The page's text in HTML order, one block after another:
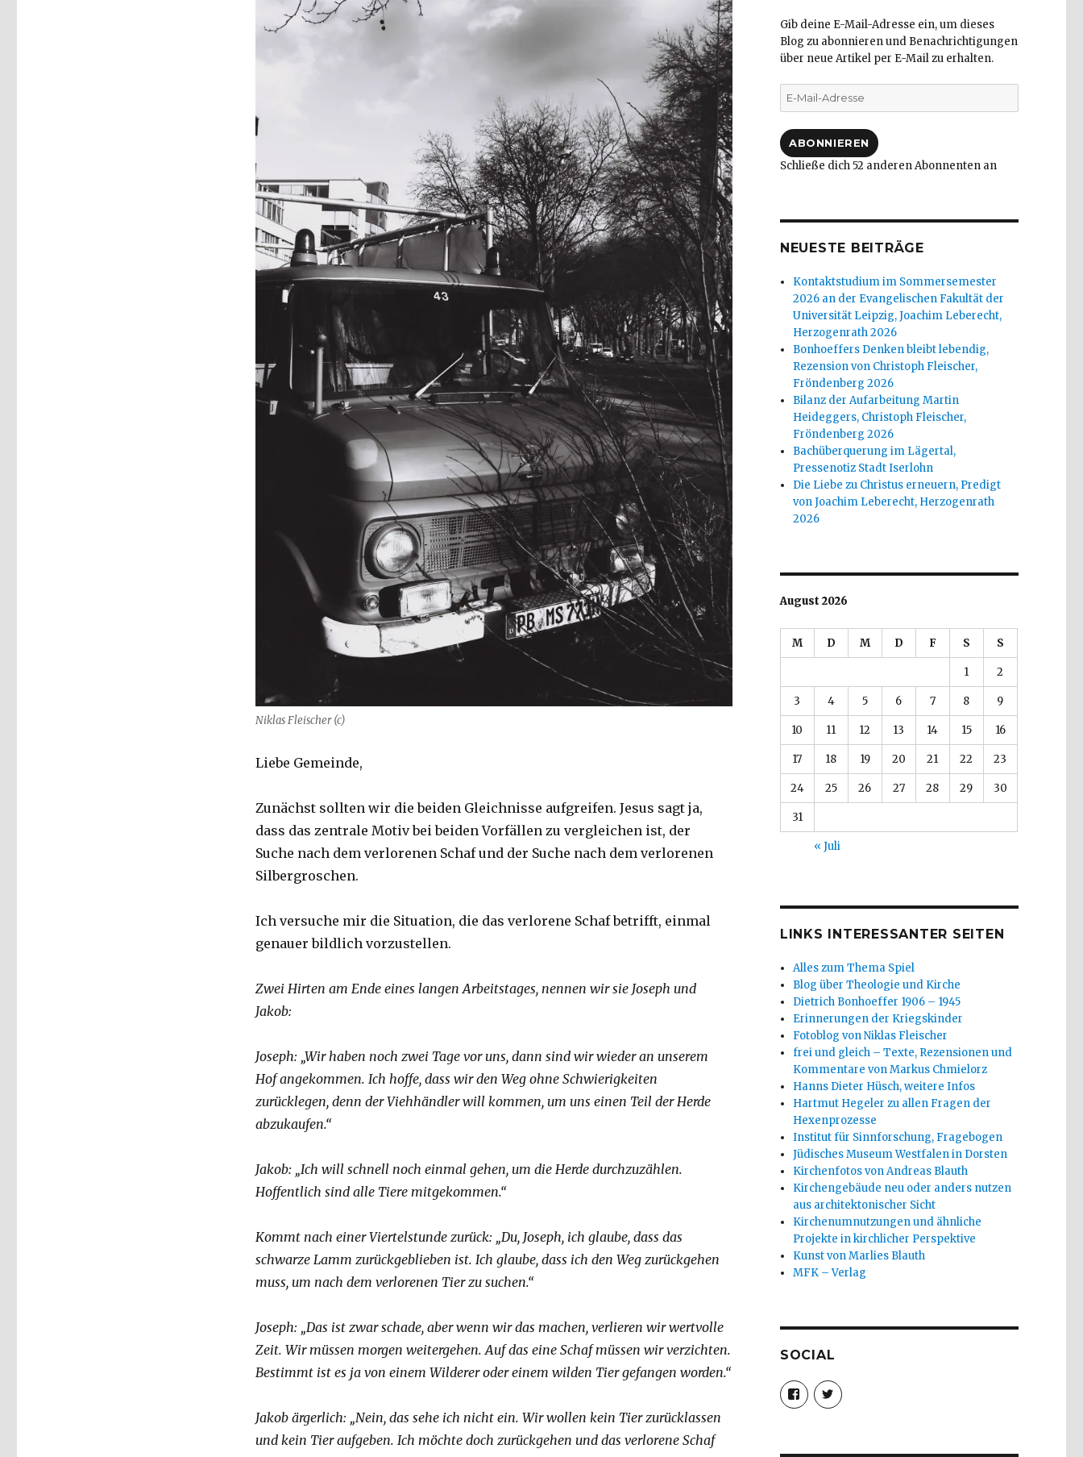
Niklas Fleischer (c)
Liebe Gemeinde,
Zunächst sollten wir die beiden Gleichnisse aufgreifen. Jesus sagt ja,
dass das zentrale Motiv bei beiden Vorfällen zu vergleichen ist, der
Suche nach dem verlorenen Schaf und der Suche nach dem verlorenen
Silbergroschen.
Ich versuche mir die Situation, die das verlorene Schaf betrifft, einmal
genauer bildlich vorzustellen.
Zwei Hirten am Ende eines langen Arbeitstages, nennen wir sie Joseph und
Jakob:
Joseph: „Wir haben noch zwei Tage vor uns, dann sind wir wieder an unserem
Hof angekommen. Ich hoffe, dass wir den Weg ohne Schwierigkeiten
zurücklegen, denn der Viehhändler will kommen, um uns einen Teil der Herde
abzukaufen.“
Jakob: „Ich will schnell noch einmal gehen, um die Herde durchzuzählen.
Hoffentlich sind alle Tiere mitgekommen.“
Kommt nach einer Viertelstunde zurück: „Du, Joseph, ich glaube, dass das
schwarze Lamm zurückgeblieben ist. Ich glaube, dass ich den Weg zurückgehen
muss, um nach dem verlorenen Tier zu suchen.“
Joseph: „Das ist zwar schade, aber wenn wir das machen, verlieren wir wertvolle
Zeit. Wir müssen morgen weitergehen. Auf das eine Schaf müssen wir verzichten.
Bestimmt ist es ja von einem Wilderer oder einem wilden Tier gefangen worden.“
Jakob ärgerlich: „Nein, das sehe ich nicht ein. Wir wollen kein Tier zurücklassen
und kein Tier aufgeben. Ich möchte doch zurückgehen und das verlorene Schaf
Gib deine E-Mail-Adresse ein, um dieses
Blog zu abonnieren und Benachrichtigungen
über neue Artikel per E-Mail zu erhalten.
E-
Mail-
ABONNIEREN
Schließe dich 52 anderen Abonnenten an
NEUESTE BEITRÄGE
Kontaktstudium im Sommersemester
2026 an der Evangelischen Fakultät der
Universität Leipzig, Joachim Leberecht,
Herzogenrath 2026
Bonhoeffers Denken bleibt lebendig,
Rezension von Christoph Fleischer,
Fröndenberg 2026
Bilanz der Aufarbeitung Martin
Heideggers, Christoph Fleischer,
Fröndenberg 2026
Bachüberquerung im Lägertal,
Pressenotiz Stadt Iserlohn
Die Liebe zu Christus erneuern, Predigt
von Joachim Leberecht, Herzogenrath
2026
August 2026
M D M D F S S
1 2
3 4 5 6 7 8 9
10 11 12 13 14 15 16
17 18 19 20 21 22 23
24 25 26 27 28 29 30
31
« Juli
LINKS INTERESSANTER SEITEN
Alles zum Thema Spiel
Blog über Theologie und Kirche
Dietrich Bonhoeffer 1906 – 1945
Erinnerungen der Kriegskinder
Fotoblog von Niklas Fleischer
frei und gleich – Texte, Rezensionen und
Kommentare von Markus Chmielorz
Hanns Dieter Hüsch, weitere Infos
Hartmut Hegeler zu allen Fragen der
Hexenprozesse
Institut für Sinnforschung, Fragebogen
Jüdisches Museum Westfalen in Dorsten
Kirchenfotos von Andreas Blauth
Kirchengebäude neu oder anders nutzen
aus architektonischer Sicht
Kirchenumnutzungen und ähnliche
Projekte in kirchlicher Perspektive
Kunst von Marlies Blauth
MFK – Verlag
SOCIAL
Profil
von
christoph.fleischer1
anzeigen
Profil
von
anzeigen